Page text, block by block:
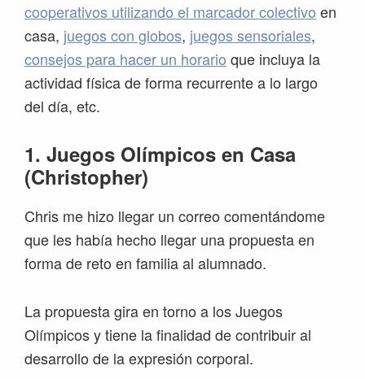
cooperativos utilizando el marcador colectivo en
casa, juegos con globos, juegos sensoriales,
consejos para hacer un horario que incluya la
actividad física de forma recurrente a lo largo
del día, etc.
1. Juegos Olímpicos en Casa
(Christopher)
Chris me hizo llegar un correo comentándome
que les había hecho llegar una propuesta en
forma de reto en familia al alumnado.
La propuesta gira en torno a los Juegos
Olímpicos y tiene la finalidad de contribuir al
desarrollo de la expresión corporal.